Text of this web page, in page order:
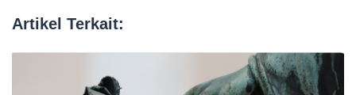
Artikel Terkait: